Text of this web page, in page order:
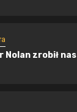
Nolan zrobił nas